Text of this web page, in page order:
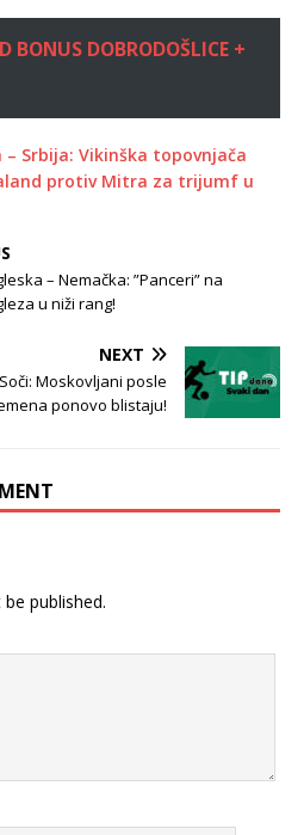
BONUS DOBRODOŠLICE +
– Srbija: Vikinška topovnjača
protiv Mitra za trijumf u
– Nemačka: ”Panceri” na
u niži rang!
NEXT
Moskovljani posle
ponovo blistaju!
published.